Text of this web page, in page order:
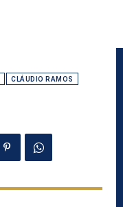
CLÁUDIO RAMOS